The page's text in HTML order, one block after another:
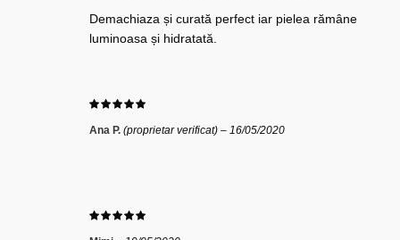
Demachiaza și curată perfect iar pielea rămâne
luminoasa și hidratată.
Ana P. (proprietar verificat) – 16/05/2020